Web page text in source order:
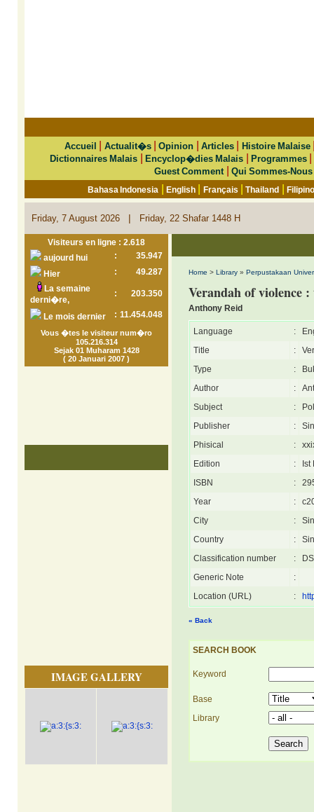
Accueil Actualit�s|Opinion Articles| Histoire Malaise
Dictionnaires Malais |Encyclop�dies Malais |Programmes
Guest Comment Qui Sommes-Nous
Bahasa Indonesia |English Français |Thailand |
Friday, 7 August 2026 | Friday, 22 Shafar 1448 H
Visiteurs en ligne : 2.618
aujourd hui
:
35.947
Hier
:
49.287
La semaine
derni�re,
: 203.350
Le mois dernier : 11.454.048
Vous �tes le visiteur num�ro
105.216.314
Sejak 01 Muharam 1428
( 20 Januari 2007 )
IMAGE GALLERY
Home > Library » Perpustakaan
Verandah of violence
Anthony Reid
Language :
Title
:
Type
:
Author
:
Subject
:
Publisher
:
Phisical
:
Edition
:
Ist
ISBN
:
Year
:
City
:
Country
:
Classification number
:
Generic Note
:
Location (URL)
:
« Back
SEARCH BOOK
Keyword
Base
Library